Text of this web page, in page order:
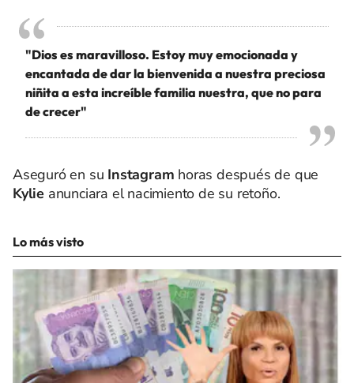
"Dios es maravilloso. Estoy muy emocionada y
encantada de dar la bienvenida a nuestra preciosa
niñita a esta increíble familia nuestra, que no para
de crecer"
Aseguró en su Instagram horas después de que
Kylie anunciara el nacimiento de su retoño.
Lo más visto